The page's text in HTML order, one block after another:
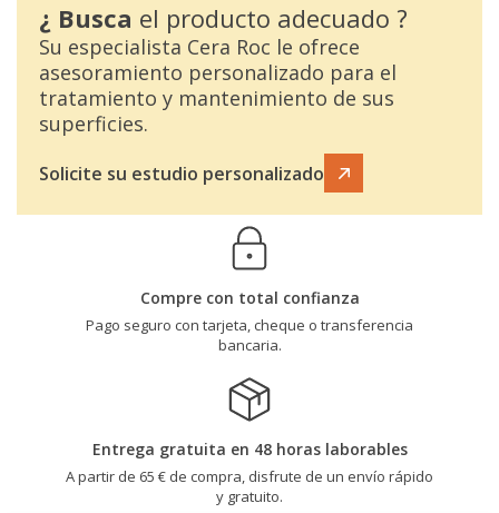
¿ Busca el producto adecuado ?
Su especialista Cera Roc le ofrece
asesoramiento personalizado para el
tratamiento y mantenimiento de sus
superficies.
Solicite su estudio personalizado
Compre con total confianza
Pago seguro con tarjeta, cheque o transferencia
bancaria.
Entrega gratuita en 48 horas laborables
A partir de 65 € de compra, disfrute de un envío rápido
y gratuito.